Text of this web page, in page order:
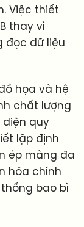
Việc thiết
thay vì
đọc dữ liệu
họa và hệ
chất lượng
diện quy
lập định
ép màng đa
hóa chính
bao bì